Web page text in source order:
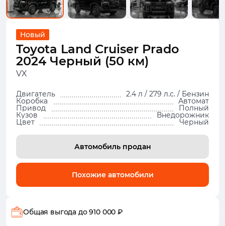
Новый
Toyota Land Cruiser Prado
2024 Черный (50 км)
VX
Двигатель 2.4 л / 279 л.с. / Бензин
Коробка Автомат
Привод Полный
Кузов Внедорожник
Цвет Черный
Автомобиль продан
Похожие автомобили
Общая выгода до 910 000 ₽